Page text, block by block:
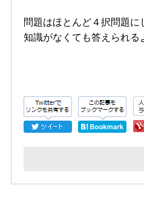
問題はほとんど４択問題に
知識がなくても答えられる